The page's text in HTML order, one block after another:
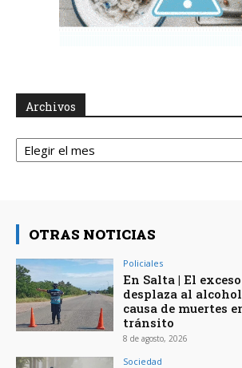
Archivos
Archivos
OTRAS NOTICIAS
Policiales
En Salta | El
desplaza al
causa de muertes
tránsito
8 de agosto, 2026
Sociedad